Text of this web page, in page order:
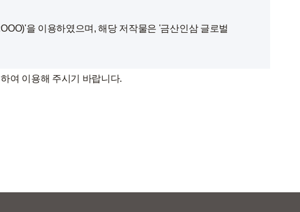
을 이용하였으며, 해당 저작물은 '금산인삼 글로벌
여 이용해 주시기 바랍니다.